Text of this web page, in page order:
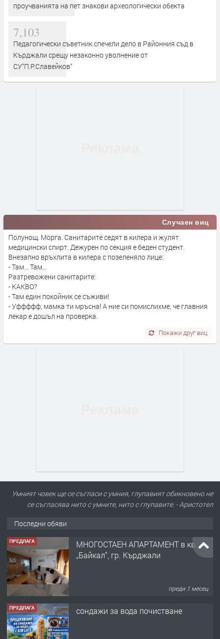
проучванията на пет знакови археологически обекта
7,103
Педагогически съветник спечели дело в Районния съд в
Кърджали срещу незаконно уволнение от
СУ“П.Р.Славейков“
Случаен виц
Полунощ. Морга. Санитарите седят в килера и жулят
медицински спирт. Дежурен по секция е беден студент.
Внезапно връхлита в килера с позеленяло лице:
- Там... Там...
Разтревожени санитарите:
- КАКВО?
- Там един покойник се съживи!
- Уффффф, мамка ти мръсна! А ние си помислихме, че главния
лекар е дошъл на проверка.
Покажи друг виц
Умният човек ще се съгласи с умния, глупавият обикновено не
се съгласява нито с умните, нито с глупавите. - Аристотел
Последни обяви
ПРЕДЛАГА
МНОГОСТАЕН АПАРТАМЕНТ в кв.
„Байкал“, гр. Кърджали
преди 1 месец
ПРЕДЛАГА сондажи за вода почистване